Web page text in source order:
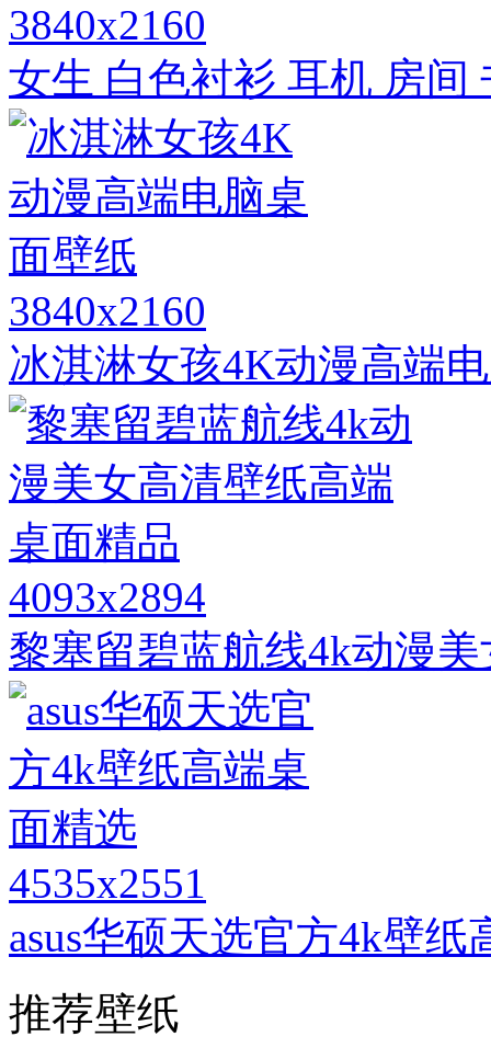
3840x2160
女生 白色衬衫 耳机 房间
3840x2160
冰淇淋女孩4K动漫高端
4093x2894
黎塞留碧蓝航线4k动漫
4535x2551
asus华硕天选官方4k壁纸
推荐壁纸